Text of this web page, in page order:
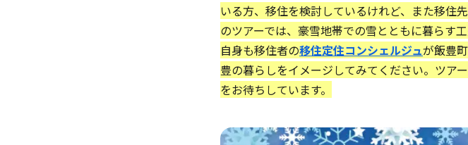
いる方、移住を検討しているけれど、また移住
のツアーでは、豪雪地帯での雪とともに暮らす
自身も移住者の移住定住コンシェルジュが飯豊
豊の暮らしをイメージしてみてください。ツア
をお待ちしています。